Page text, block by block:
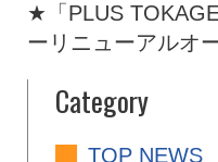
★「PLUS
ーリニューアルオ
Category
TOP NEWS